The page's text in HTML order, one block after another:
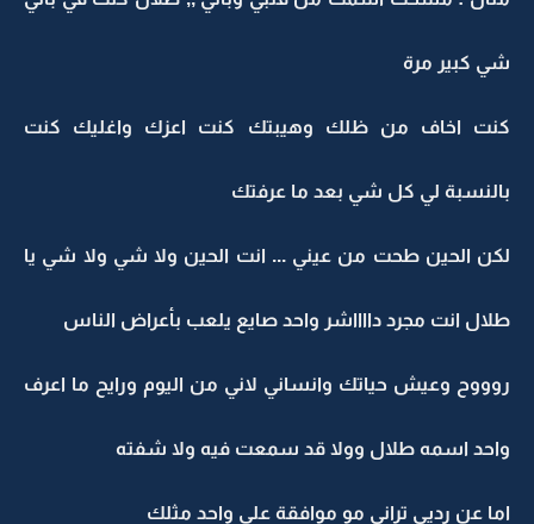
شي كبير مرة
كنت اخاف من ظلك وهيبتك كنت اعزك واغليك كنت
بالنسبة لي كل شي بعد ما عرفتك
لكن الحين طحت من عيني ... انت الحين ولا شي ولا شي يا
طلال انت مجرد دااااشر واحد صايع يلعب بأعراض الناس
روووح وعيش حياتك وانساني لاني من اليوم ورايح ما اعرف
واحد اسمه طلال وولا قد سمعت فيه ولا شفته
اما عن رديي تراني مو موافقة على واحد مثلك